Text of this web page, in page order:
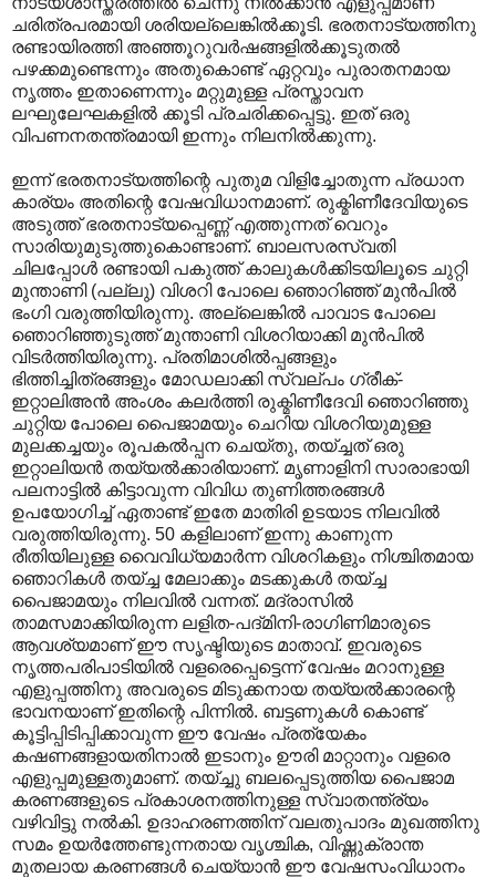
ചരിത്രപരമായി ശരിയല്ലെങ്കില്‍ക്കൂടി. ഭരതനാട്യത്തിനു
രണ്ടായിരത്തി അഞ്ഞൂറുവര്‍ഷങ്ങളില്‍ക്കൂടുതല്‍ ‍
പഴക്കമുണ്ടെന്നും അതുകൊണ്ട് ഏറ്റവും പുരാതനമായ
നൃത്തം ഇതാണെന്നും മറ്റുമുള്ള പ്രസ്താവന‍
ലഘുലേഘകളില്‍ ക്കൂടി പ്രചരിക്കപ്പെട്ടു. ഇത് ഒരു
വിപണനതന്ത്രമായി ഇന്നും നിലനില്‍ക്കുന്നു.
ഇന്ന് ഭരതനാട്യത്തിന്റെ പുതുമ വിളിച്ചോതുന്ന പ്രധാന
കാര്യം അതിന്റെ വേഷവിധാനമാണ്. രുക്മിണീദേവിയുടെ
അടുത്ത് ഭരതനാട്യപ്പെണ്ണ് എത്തുന്നത് വെറും
സാരിയുമുടുത്തുകൊണ്ടാണ്. ബാലസരസ്വതി
ചിലപ്പോള്‍ രണ്ടായി പകുത്ത് കാലുകള്‍ക്കിടയിലൂടെ ചുറ്റി
മുന്താണി (പല്ലു‌) വിശറി പോലെ ഞൊറിഞ്ഞ് മുന്‍പില്‍
ഭംഗി വരുത്തിയിരുന്നു. അല്ലെങ്കില്‍ പാവാട പോലെ
ഞൊറിഞ്ഞുടുത്ത് മുന്താണി വിശറിയാക്കി മുന്‍പില്‍
വിടര്‍ത്തിയിരുന്നു. പ്രതിമാശില്‍പ്പങ്ങളും
ഭിത്തിച്ചിത്രങ്ങളും മോഡലാക്കി സ്വല്പം ഗ്രീക്-
ഇറ്റാലിഅന്‍ അംശം കലര്‍ത്തി രുക്മിണീദേവി ഞൊറിഞ്ഞു
ചുറ്റിയ പോലെ പൈജാമയും ചെറിയ വിശറിയുമുള്ള
മുലക്കച്ചയും രൂപകല്‍പ്പന ചെയ്തു, തയ്ച്ചത് ഒരു
ഇറ്റാലിയന്‍ തയ്യല്‍ക്കാരിയാണ്. മൃണാളിനി സാരാഭായി
പലനാട്ടില്‍ കിട്ടാവുന്ന വിവിധ തുണിത്തരങ്ങള്‍
ഉപയോഗിച്ച് ഏതാണ്ട് ഇതേ മാതിരി ഉടയാട നിലവില്‍
വരുത്തിയിരുന്നു. 50 കളിലാണ് ഇന്നു കാണുന്ന
രീതിയിലുള്ള വൈവിധ്യമാര്‍ന്ന വിശറികളും നിശ്ചിതമായ
ഞൊറികള്‍ തയ്ച്ച മേലാക്കും മടക്കുകള്‍ തയ്ച്ച
പൈജാമയും നിലവില്‍ വന്നത്. മദ്രാസില്‍
താമസമാക്കിയിരുന്ന ലളിത-പദ്മിനി-രാഗിണിമാരുടെ
ആവശ്യമാണ് ഈ സൃഷ്ടിയുടെ മാതാവ്. ഇവരുടെ
നൃത്തപരിപാടിയില്‍‍ വളരെപ്പെട്ടെന്ന് വേഷം മറാനുള്ള
എളുപ്പത്തിനു അവരുടെ മിടുക്കനായ തയ്യല്‍ക്കാരന്റെ
ഭാവനയാണ് ഇതിന്റെ പിന്നില്‍. ബട്ടണുകള്‍ കൊണ്ട്
കൂട്ടിപ്പിടിപ്പിക്കാവുന്ന ഈ വേഷം പ്രത്യേകം
കഷണങ്ങളായതിനാല്‍ ഇടാനും ഊരി മാറ്റാനും വളരെ
എളുപ്പമുള്ളതുമാണ്. തയ്ച്ചു ബലപ്പെടുത്തിയ പൈജാമ
കരണങ്ങളുടെ പ്രകാശനത്തിനുള്ള സ്വാതന്ത്ര്യം
വഴിവിട്ടു നല്‍കി. ഉദാഹരണത്തിന് വലതുപാദം മുഖത്തിനു
സമം ഉയര്‍ത്തേണ്ടുന്നതായ വൃശ്ചിക, വിഷ്ണുക്രാന്ത
മുതലായ കരണങ്ങള്‍ ചെയ്യാന്‍ ഈ വേഷസംവിധാനം